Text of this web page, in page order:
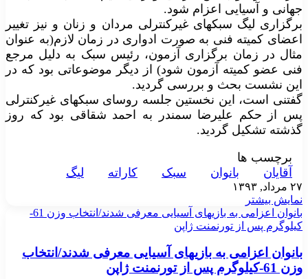
جهانی و آسیایی اعزام شود.
برگزاری لیگ سبکهای غیرکنترلی مردان و زنان و نیز تغییر
اعضای کمیته فنی به صورت ادواری در زمان لازم(به عنوان
مثال در زمان برگزاری آزمون، رئیس سبک به دلیل مرجع
فنی عضو کمیته آزمون شود) از دیگر موضوعاتی بود که در
این نشست بحث و بررسی گردید.
گفتنی است، این نخستین جلسه روسای سبکهای غیرکنترلی
پس از حکم علیرضا سمندر به احمد شقاقی بود که روز
گذشته تشکیل گردید.
برچسب ها
آقايان
بانوان سبک کاراته ليگ
۲۷ مرداد, ۱۳۹۳
نمایش بیشتر
بانوان اعزامی به بازیهای آسیایی معرفی شدند/انتخاب وزن 61-
کیلوگرم پس از تورنمنت ژاپن
بانوان اعزامی به بازیهای آسیایی معرفی شدند/انتخاب
وزن 61-کیلوگرم پس از تورنمنت ژاپن